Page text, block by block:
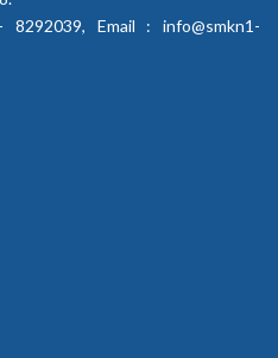
8292039, Email : info@smkn1-